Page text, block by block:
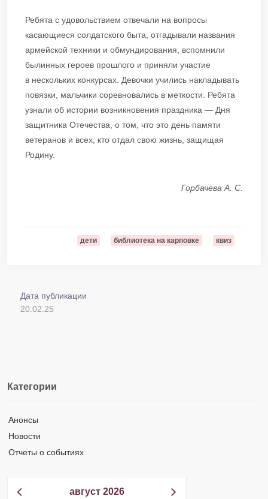
Ребята с удовольствием отвечали на вопросы
касающиеся солдатского быта, отгадывали названия
армейской техники и обмундирования, вспомнили
былинных героев прошлого и приняли участие
в нескольких конкурсах. Девочки учились накладывать
повязки, мальчики соревновались в меткости. Ребята
узнали об истории возникновения праздника — Дня
защитника Отечества, о том, что это день памяти
ветеранов и всех, кто отдал свою жизнь, защищая
Родину.
Горбачева А. С.
дети библиотека на карповке квиз
Дата публикации
20.02.25
Категории
Анонсы
Новости
Отчеты о событиях
август 2026